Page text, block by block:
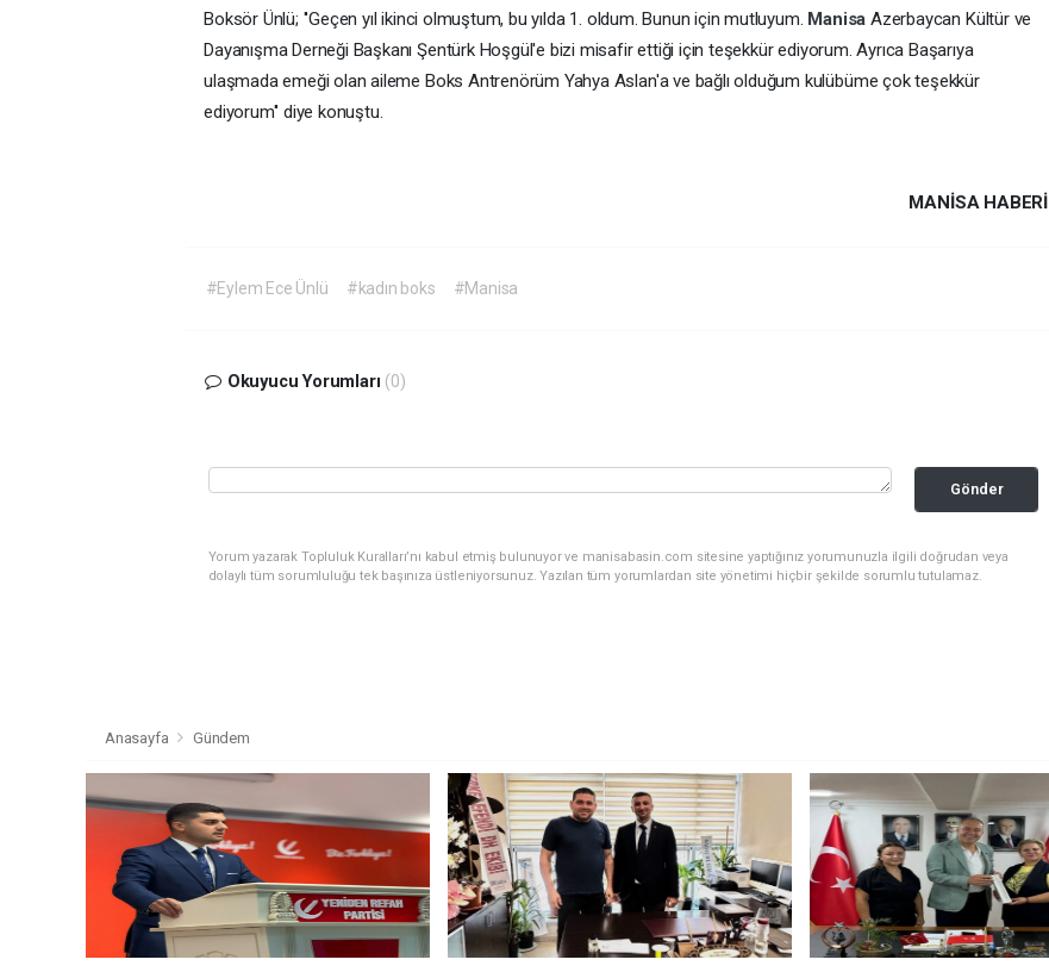
Boksör Ünlü; ''Geçen yıl ikinci olmuştum, bu yılda 1. oldum. Bunun için mutluyum. Manisa Azerbaycan Kültür ve
Dayanışma Derneği Başkanı Şentürk Hoşgül'e bizi misafir ettiği için teşekkür ediyorum. Ayrıca Başarıya
ulaşmada emeği olan aileme Boks Antrenörüm Yahya Aslan'a ve bağlı olduğum kulübüme çok teşekkür
ediyorum'' diye konuştu.
MANISA HABERİ
#Eylem Ece Ünlü #kadın boks #Manisa
Okuyucu Yorumları (0)
Gönder
Yorum yazarak Topluluk Kuralları’nı kabul etmiş bulunuyor ve manisabasin.com sitesine yaptığınız yorumunuzla ilgili doğrudan veya
dolaylı tüm sorumluluğu tek başınıza üstleniyorsunuz. Yazılan tüm yorumlardan site yönetimi hiçbir şekilde sorumlu tutulamaz.
Anasayfa Gündem